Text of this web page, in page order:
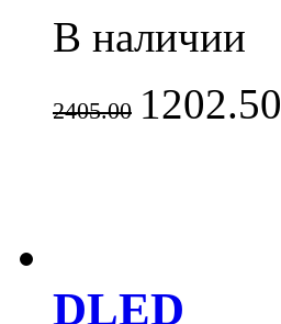
В наличии
2405.00 1202.50
DLED